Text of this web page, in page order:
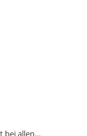
bei allen…